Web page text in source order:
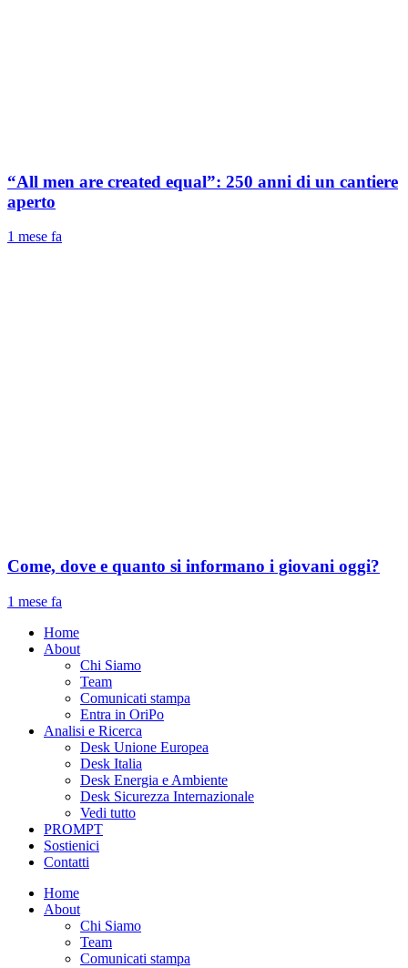
“All men are created equal”: 250 anni di un cantiere
aperto
1 mese fa
Come, dove e quanto si informano i giovani oggi?
1 mese fa
Home
About
Chi Siamo
Team
Comunicati stampa
Entra in OriPo
Analisi e Ricerca
Desk Unione Europea
Desk Italia
Desk Energia e Ambiente
Desk Sicurezza Internazionale
Vedi tutto
PROMPT
Sostienici
Contatti
Home
About
Chi Siamo
Team
Comunicati stampa